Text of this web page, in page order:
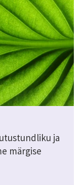
ja
märgise